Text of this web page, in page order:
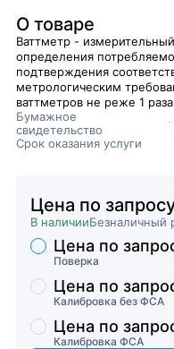
О товаре
Ваттметр -
определения
подтверждения
метрологическим
ваттметров не реже 1
Бумажное
свидетельство
Срок оказания услуги
Цена по
В наличииБезналичный
Торговые предложения
Поверка
Цена по
Калибровка без ФСА
Цена по
Калибровка ФСА
Цена по